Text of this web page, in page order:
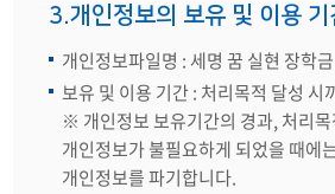
3.개인정보의 보유 및 이용 기
개인정보파일명 : 세명 꿈 실현 장학
보유 및 이용 기간 : 처리목적 달성 시
※ 개인정보 보유기간의 경과, 처리목
개인정보가 불필요하게 되었을 때에
개인정보를 파기합니다.